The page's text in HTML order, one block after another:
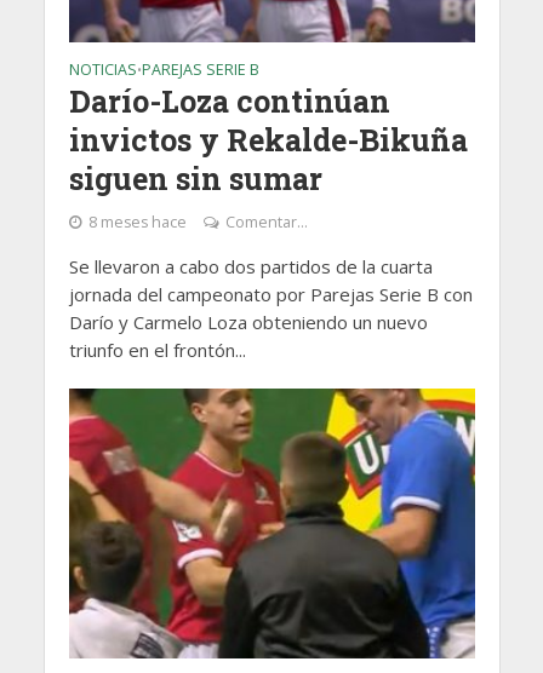
NOTICIAS•PAREJAS SERIE B
Darío-Loza continúan
invictos y Rekalde-Bikuña
siguen sin sumar
8 meses hace Comentar...
Se llevaron a cabo dos partidos de la cuarta
jornada del campeonato por Parejas Serie B con
Darío y Carmelo Loza obteniendo un nuevo
triunfo en el frontón...